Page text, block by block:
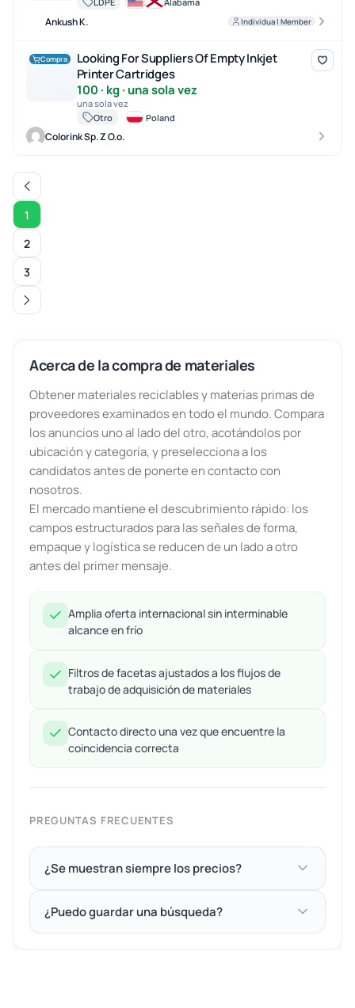
Ankush K. Individual Member
Looking For Suppliers Of Empty Inkjet Printer Cartridges
Compra
Looking For Suppliers Of Empty Inkjet
Printer Cartridges
100 · kg · una sola vez
una sola vez
Otro
Poland
Colorink Sp. Z O.o.
1
2
3
Acerca de la compra de materiales
Obtener materiales reciclables y materias primas de
proveedores examinados en todo el mundo. Compara
los anuncios uno al lado del otro, acotándolos por
ubicación y categoría, y preselecciona a los
candidatos antes de ponerte en contacto con
nosotros.
El mercado mantiene el descubrimiento rápido: los
campos estructurados para las señales de forma,
empaque y logística se reducen de un lado a otro
antes del primer mensaje.
Amplia oferta internacional sin interminable
alcance en frío
Filtros de facetas ajustados a los flujos de
trabajo de adquisición de materiales
Contacto directo una vez que encuentre la
coincidencia correcta
PREGUNTAS FRECUENTES
¿Se muestran siempre los precios?
¿Puedo guardar una búsqueda?